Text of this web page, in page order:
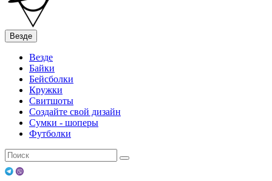
Везде
Везде
Байки
Бейсболки
Кружки
Свитшоты
Создайте свой дизайн
Сумки - шоперы
Футболки